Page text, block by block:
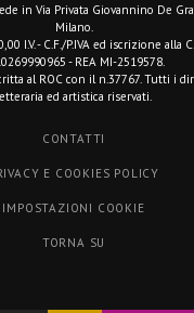
in Via Privata Giovannino De
Milano.
I.V. - C.F./P.IVA ed iscrizione alla
- REA MI-2519578.
al ROC con il n.37767. Tutti i
ed artistica riservati.
CONTATTI
E COOKIES POLICY
IMPOSTAZIONI COOKIE
TORNA SU